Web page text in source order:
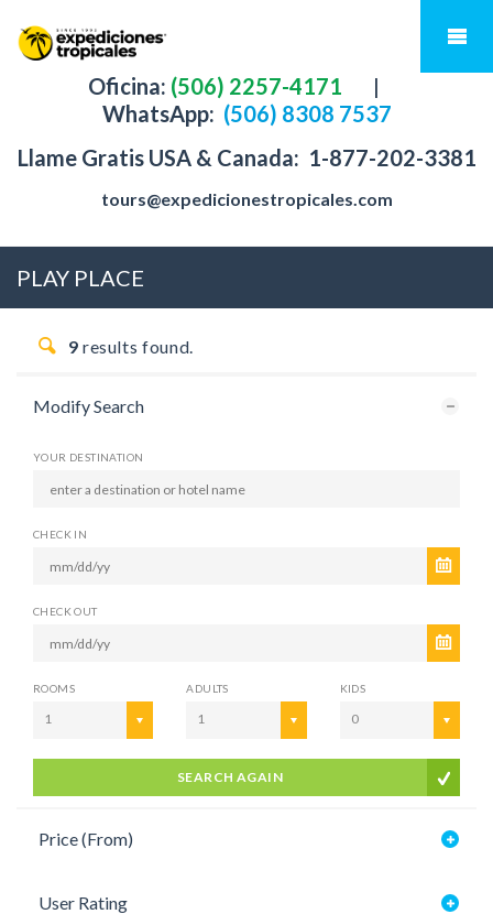
Oficina: (506) 2257-4171
|
WhatsApp: (506) 8308 7537
Llame Gratis USA & Canada: 1-877-202-3381
tours@expedicionestropicales.com
PLAY PLACE
9 results found.
Modify Search
YOUR DESTINATION
CHECK IN
CHECK OUT
ROOMS
1
ADULTS
1
KIDS
0
SEARCH AGAIN
Price (From)
User Rating